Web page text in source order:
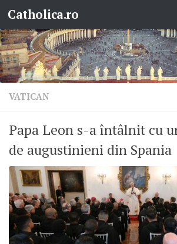
Skip to content
Catholica.ro
VATICAN
Papa Leon s-a întâlnit cu
de augustinieni din Spania